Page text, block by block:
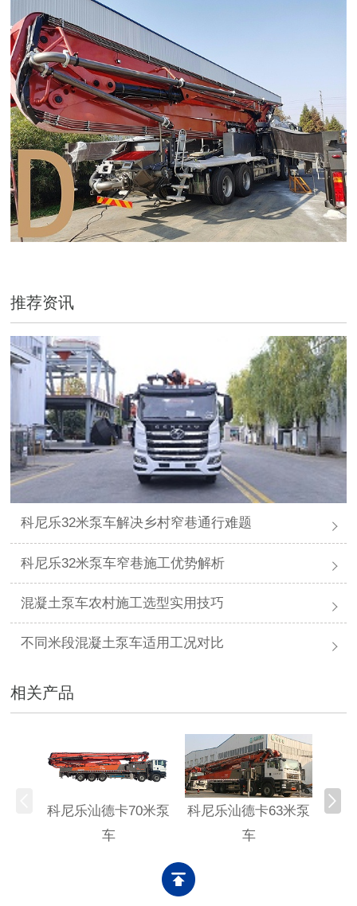
推荐资讯
科尼乐32米泵车解决乡村窄巷通行难题
科尼乐32米泵车窄巷施工优势解析
混凝土泵车农村施工选型实用技巧
不同米段混凝土泵车适用工况对比
相关产品
科尼乐汕德卡70米泵
车
科尼乐汕德卡63米泵
车
科